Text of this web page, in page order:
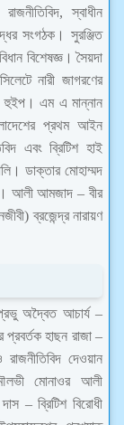
স্বাধীন
সংগঠক। সুরঞ্জিত
বিশেষজ্ঞ। সৈয়দা
নারী জাগরণের
এম এ মান্নান
প্রথম আইন
এবং ব্রিটিশ হাই
ডাক্তার মোহাম্মদ
আলী আমজাদ – বীর
ব্রজেন্দ্র নারায়ণ
অদ্বৈত আচার্য –
প্রবর্তক হাছন রাজা –
দেওয়ান
মোনাওর আলী
– ব্রিটিশ বিরোধী